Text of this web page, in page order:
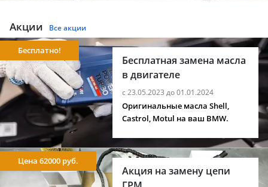
Акции Все акции
Бесплатная замена масла
в двигателе
с 23.05.2023 до 01.01.2024
Бесплатно!
Оригинальные масла Shell,
Castrol, Motul на ваш BMW.
Акция на замену цепи
Цена 62000 руб.